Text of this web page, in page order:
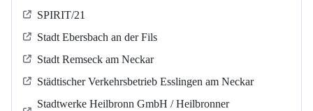
SPIRIT/21
Stadt Ebersbach an der Fils
Stadt Remseck am Neckar
Städtischer Verkehrsbetrieb Esslingen am Neckar
Stadtwerke Heilbronn GmbH / Heilbronner